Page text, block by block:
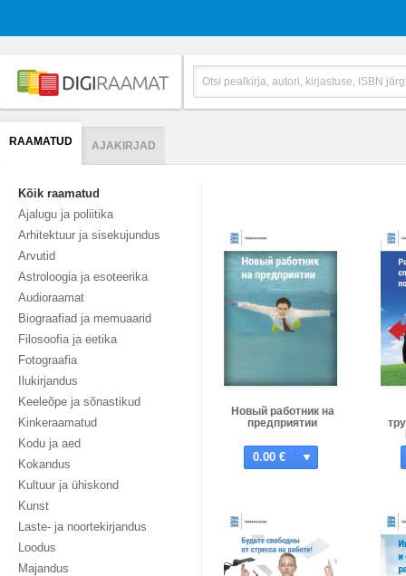
RAAMATUD AJAKIRJAD
Kõik raamatud
Ajalugu ja poliitika
Arhitektuur ja sisekujundus
Arvutid
Astroloogia ja esoteerika
Audioraamat
Biograafiad ja memuaarid
Filosoofia ja eetika
Fotograafia
Ilukirjandus
Keeleõpe ja sõnastikud
Kinkeraamatud
Kodu ja aed
Kokandus
Kultuur ja ühiskond
Kunst
Laste- ja noortekirjandus
Loodus
Majandus
Новый работник на
предприятии
0.00 €